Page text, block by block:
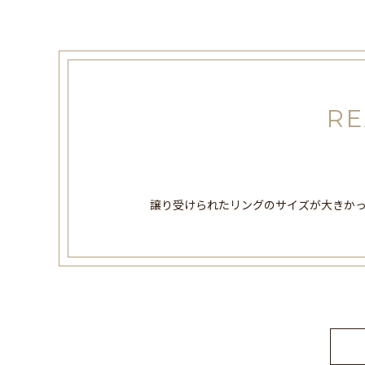
譲り受けられたリングのサイズが大きか